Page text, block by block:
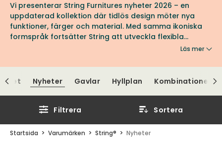
Vi presenterar String Furnitures nyheter 2026 – en
uppdaterad kollektion där tidlös design möter nya
funktioner, färger och material. Med samma ikoniska
formspråk fortsätter String att utveckla flexibla
lösningar för moderna hem, anpassade för bådeLäs mer
Nyheter Gavlar Hyllplan Kombinationer
Filtrera Sortera
Startsida Varumärken String® Nyheter